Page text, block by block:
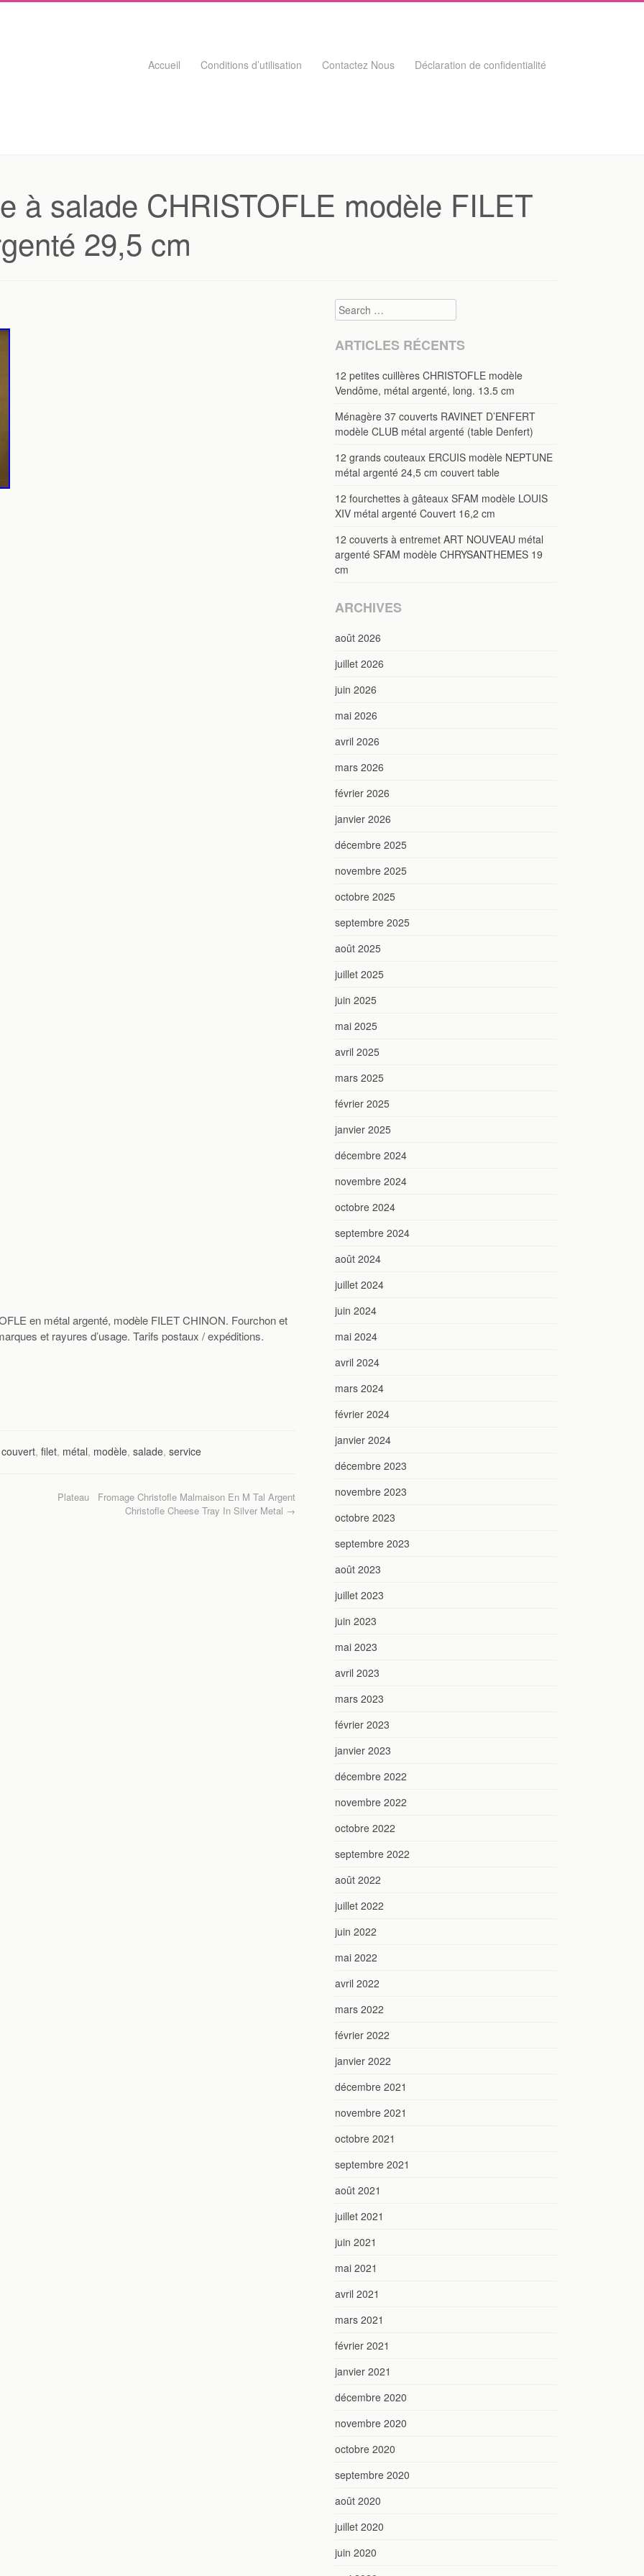
Skip to content
Accueil Conditions d’utilisation Contactez Nous Déclaration de confidentialité
à salade CHRISTOFLE modèle FILET
29,5 cm
en métal argenté, modèle FILET CHINON. Fourchon et
et rayures d’usage. Tarifs postaux / expéditions.
couvert, filet, métal, modèle, salade, service
Plateau Fromage Christofle Malmaison En M Tal Argent
Christofle Cheese Tray In Silver Metal →
Search
ARTICLES RÉCENTS
12 petites cuillères CHRISTOFLE modèle
Vendôme, métal argenté, long. 13.5 cm
Ménagère 37 couverts RAVINET D’ENFERT
modèle CLUB métal argenté (table Denfert)
12 grands couteaux ERCUIS modèle NEPTUNE
métal argenté 24,5 cm couvert table
12 fourchettes à gâteaux SFAM modèle LOUIS
XIV métal argenté Couvert 16,2 cm
12 couverts à entremet ART NOUVEAU métal
argenté SFAM modèle CHRYSANTHEMES 19
cm
ARCHIVES
août 2026
juillet 2026
juin 2026
mai 2026
avril 2026
mars 2026
février 2026
janvier 2026
décembre 2025
novembre 2025
octobre 2025
septembre 2025
août 2025
juillet 2025
juin 2025
mai 2025
avril 2025
mars 2025
février 2025
janvier 2025
décembre 2024
novembre 2024
octobre 2024
septembre 2024
août 2024
juillet 2024
juin 2024
mai 2024
avril 2024
mars 2024
février 2024
janvier 2024
décembre 2023
novembre 2023
octobre 2023
septembre 2023
août 2023
juillet 2023
juin 2023
mai 2023
avril 2023
mars 2023
février 2023
janvier 2023
décembre 2022
novembre 2022
octobre 2022
septembre 2022
août 2022
juillet 2022
juin 2022
mai 2022
avril 2022
mars 2022
février 2022
janvier 2022
décembre 2021
novembre 2021
octobre 2021
septembre 2021
août 2021
juillet 2021
juin 2021
mai 2021
avril 2021
mars 2021
février 2021
janvier 2021
décembre 2020
novembre 2020
octobre 2020
septembre 2020
août 2020
juillet 2020
juin 2020